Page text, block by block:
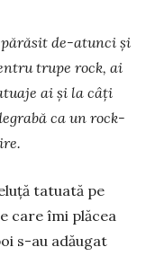
de-atunci și
trupe rock, ai
ai și la câți
ca un rock-
ta­tuată pe
care îmi plăcea
s-au adăugat